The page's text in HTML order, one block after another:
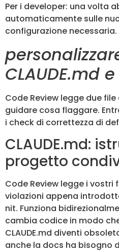
Per i developer: una volta
automaticamente sulle
configurazione necessaria.
CLAUDE.md
Code Review legge due
guidare cosa flaggare.
i check di correttezza di
CLAUDE.md:
progetto
Code Review legge i vostri
violazioni appena
nit. Funziona
cambia codice in modo
CLAUDE.md diventi
anche la docs ha bisogno